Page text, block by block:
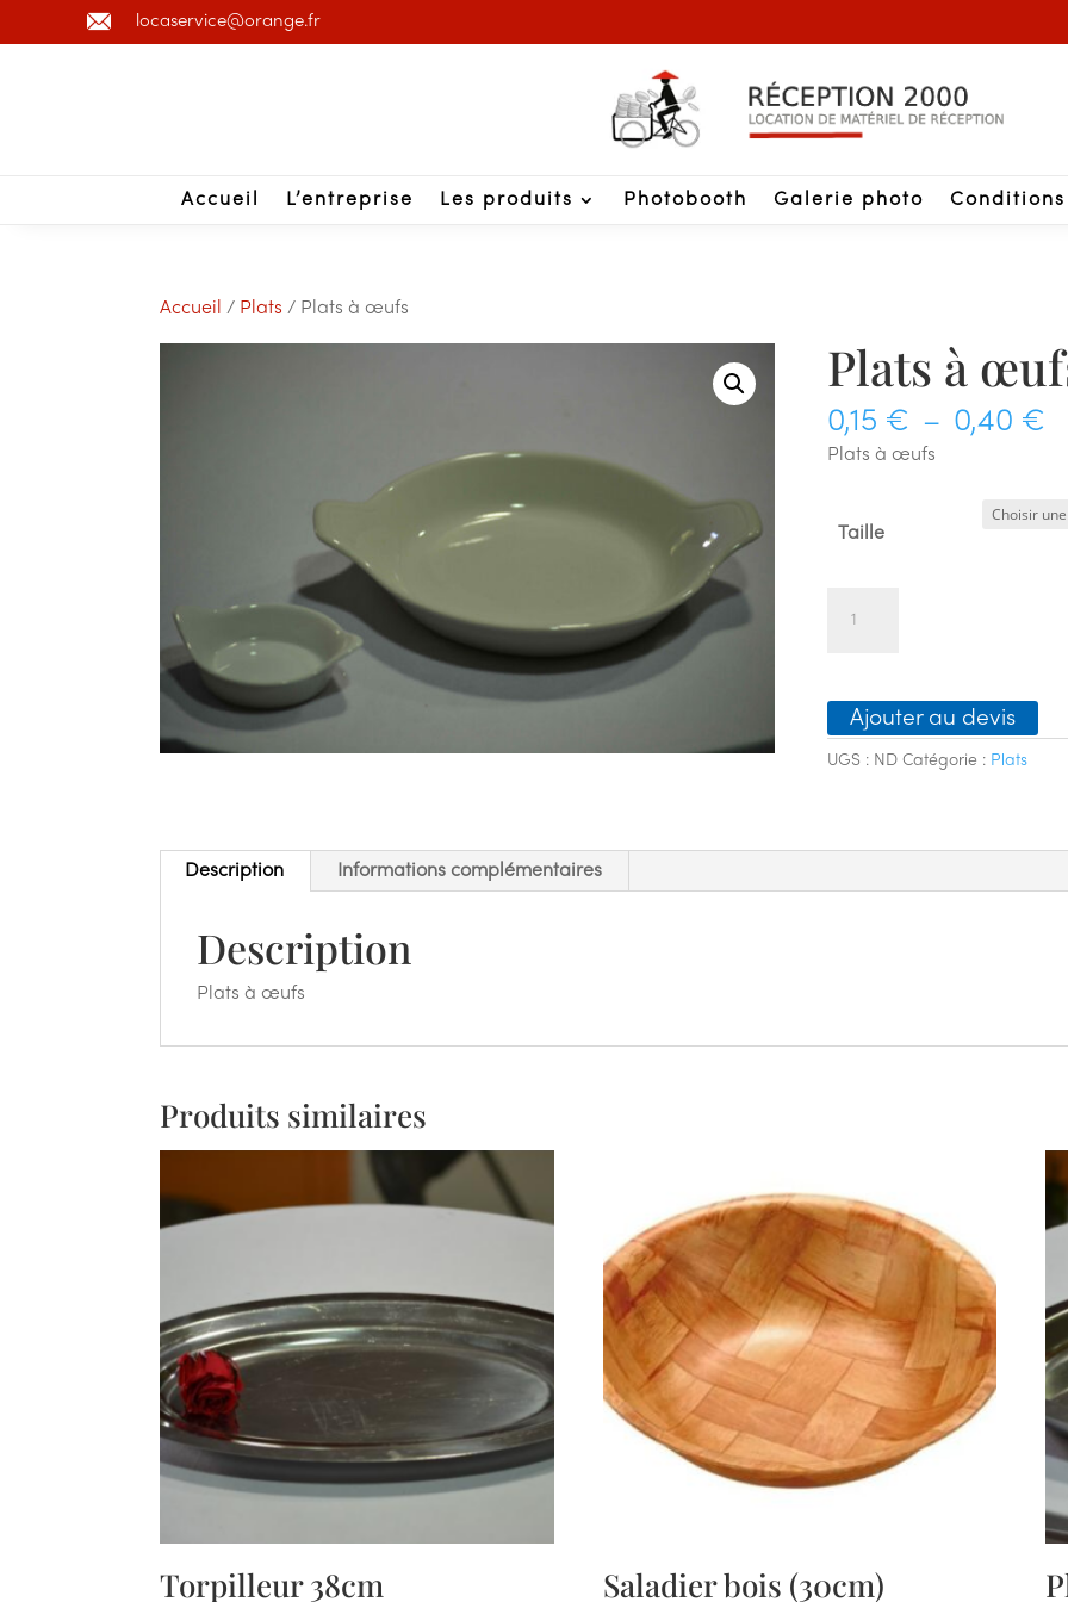
locaservice@orange.fr
Accueil L’entreprise Les produits Photobooth Galerie photo
Accueil / Plats / Plats à œufs
Plats à
0,15 € – 0,40 €
Plats à œufs
Taille
œufsAjouter au devis
UGS : ND Catégorie : Plats
Description Informations complémentaires
Description
Plats à œufs
Produits similaires
Torpilleur 38cm Saladier bois (30cm)